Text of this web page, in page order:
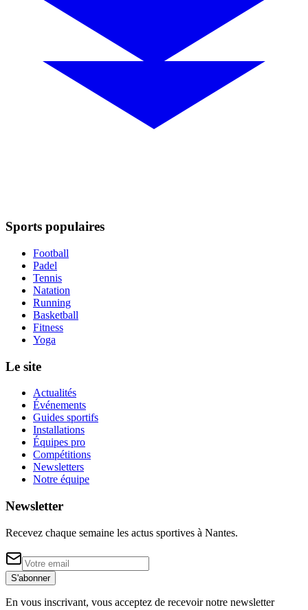
Sports populaires
Football
Padel
Tennis
Natation
Running
Basketball
Fitness
Yoga
Le site
Actualités
Événements
Guides sportifs
Installations
Équipes pro
Compétitions
Newsletters
Notre équipe
Newsletter
Recevez chaque semaine les actus sportives à Nantes.
S'abonner
En vous inscrivant, vous acceptez de recevoir notre newsletter